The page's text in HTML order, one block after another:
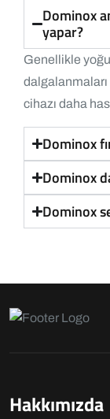
Dominox
yapar?
Genellikle
dalgalanmaları
cihazı daha
Dominox
Dominox
Dominox
Hakkımızda